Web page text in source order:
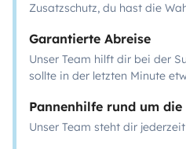
Zusatzschutz, du hast die
Garantierte Abreise
Unser Team hilft dir bei der
sollte in der letzten Minute
Pannenhilfe rund um die
Unser Team steht dir